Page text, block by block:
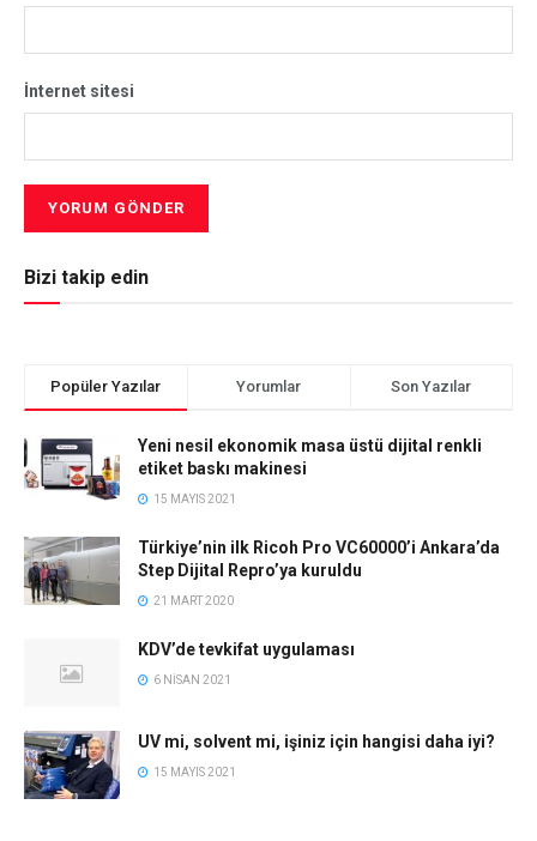
İnternet sitesi
Bizi takip edin
Popüler Yazılar Yorumlar Son Yazılar
Yeni nesil ekonomik masa üstü dijital renkli
etiket baskı makinesi
15 MAYIS 2021
Türkiye’nin ilk Ricoh Pro VC60000’i Ankara’da
Step Dijital Repro’ya kuruldu
21 MART 2020
KDV’de tevkifat uygulaması
6 NISAN 2021
UV mi, solvent mi, işiniz için hangisi daha iyi?
15 MAYIS 2021